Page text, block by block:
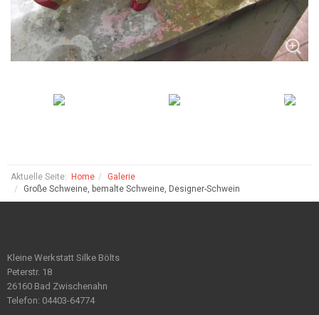
Aktuelle Seite: Home
Galerie
Große Schweine, bemalte Schweine, Designer-Schwein
Kleine Werkstatt Silke Bölts
Peterstr. 18
26160 Bad Zwischenahn
Telefon: 04403-64774